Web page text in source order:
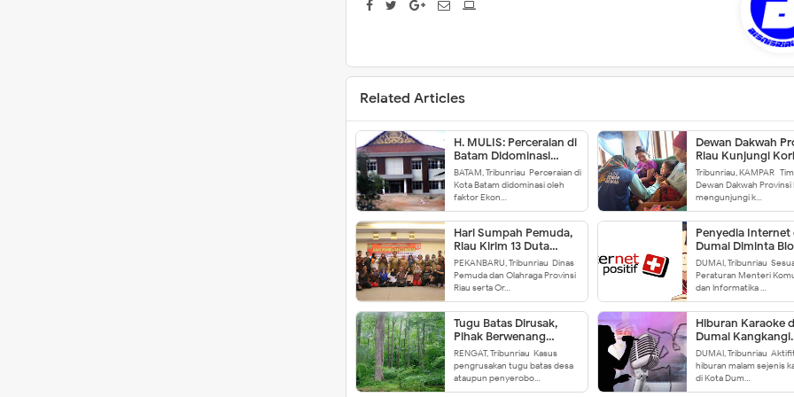
Related Articles
H. MULIS: Perceraian di
Batam Didominasi
Faktor Ekonomi
BATAM, Tribunriau-Perceraian di
Kota Batam didominasi oleh
faktor Ekon…
Dewan Dakwah
Riau Kunjungi
Banjir di Buluh
Kampar
Tribunriau, KAMPAR-
Dewan Dakwah Provinsi
mengunjungi k…
Hari Sumpah Pemuda,
Riau Kirim 13 Duta
Pemuda ke
Palangkaraya
PEKANBARU, Tribunriau-Dinas
Pemuda dan Olahraga Provinsi
Riau serta Or…
Penyedia Internet
Dumai Diminta
Situs Porno!
DUMAI, Tribunriau-
Peraturan Menteri
dan Informatika …
Tugu Batas Dirusak,
Pihak Berwenang
Terkesan Bungkam
RENGAT, Tribunriau-Kasus
pengrusakan tugu batas desa
ataupun penyerobo…
Hiburan Karaoke
Dumai Kangkangi
Perwako
DUMAI, Tribunriau-
hiburan malam sejenis
di Kota Dum…